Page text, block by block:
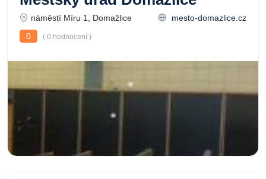
náměstí Míru 1, Domažlice
mesto-domazlice.cz
0
( 0 hodnocení )